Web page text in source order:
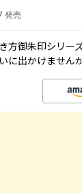
発売
方御朱印シリー
に出かけません